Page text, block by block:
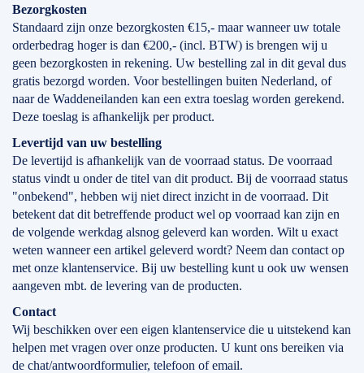
Bezorgkosten
Standaard zijn onze bezorgkosten €15,- maar wanneer uw totale
orderbedrag hoger is dan €200,- (incl. BTW) is brengen wij u
geen bezorgkosten in rekening. Uw bestelling zal in dit geval dus
gratis bezorgd worden. Voor bestellingen buiten Nederland, of
naar de Waddeneilanden kan een extra toeslag worden gerekend.
Deze toeslag is afhankelijk per product.
Levertijd van uw bestelling
De levertijd is afhankelijk van de voorraad status. De voorraad
status vindt u onder de titel van dit product. Bij de voorraad status
"onbekend", hebben wij niet direct inzicht in de voorraad. Dit
betekent dat dit betreffende product wel op voorraad kan zijn en
de volgende werkdag alsnog geleverd kan worden. Wilt u exact
weten wanneer een artikel geleverd wordt? Neem dan contact op
met onze klantenservice. Bij uw bestelling kunt u ook uw wensen
aangeven mbt. de levering van de producten.
Contact
Wij beschikken over een eigen klantenservice die u uitstekend kan
helpen met vragen over onze producten. U kunt ons bereiken via
de chat/antwoordformulier, telefoon of email.